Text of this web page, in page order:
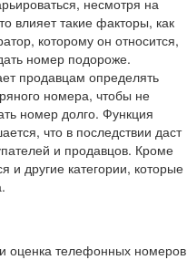
влияет такие факторы, как
которому он относится,
номер подороже.
продавцам определять
номера, чтобы не
номер долго. Функция
что в последствии даст
и продавцов. Кроме
и другие категории, которые
оценка телефонных номеров